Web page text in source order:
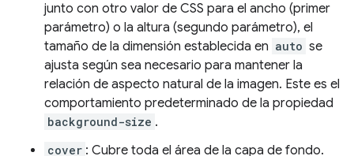
junto con otro valor de CSS para el ancho (primer
parámetro) o la altura (segundo parámetro), el
tamaño de la dimensión establecida en auto se
ajusta según sea necesario para mantener la
relación de aspecto natural de la imagen. Este es el
comportamiento predeterminado de la propiedad
background-size .
cover : Cubre toda el área de la capa de fondo.